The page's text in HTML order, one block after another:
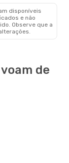
disponíveis
e não
Observe que a
de